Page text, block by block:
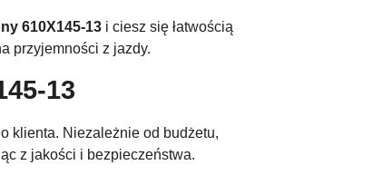
610X145-13i ciesz się łatwością
przyjemności z jazdy.
13
klienta. Niezależnie od budżetu,
z jakości i bezpieczeństwa.